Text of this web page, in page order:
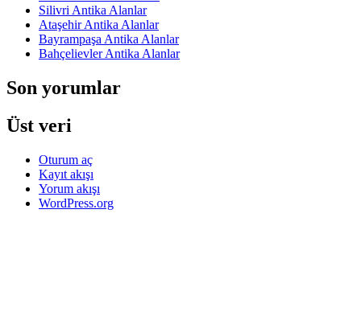
Silivri Antika Alanlar
Ataşehir Antika Alanlar
Bayrampaşa Antika Alanlar
Bahçelievler Antika Alanlar
Son yorumlar
Üst veri
Oturum aç
Kayıt akışı
Yorum akışı
WordPress.org